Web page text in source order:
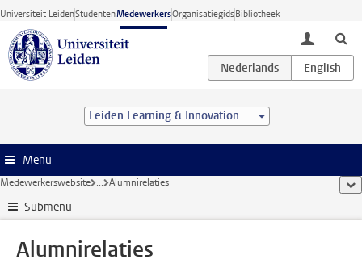
Ga direct naar de inhoud
Universiteit LeidenStudentenMedewerkersOrganisatiegidsBibliotheek
toggle
Leiden Learning & Innovation Centre
Menu
Medewerkerswebsite ... Alumnirelaties
Submenu
Alumnirelaties